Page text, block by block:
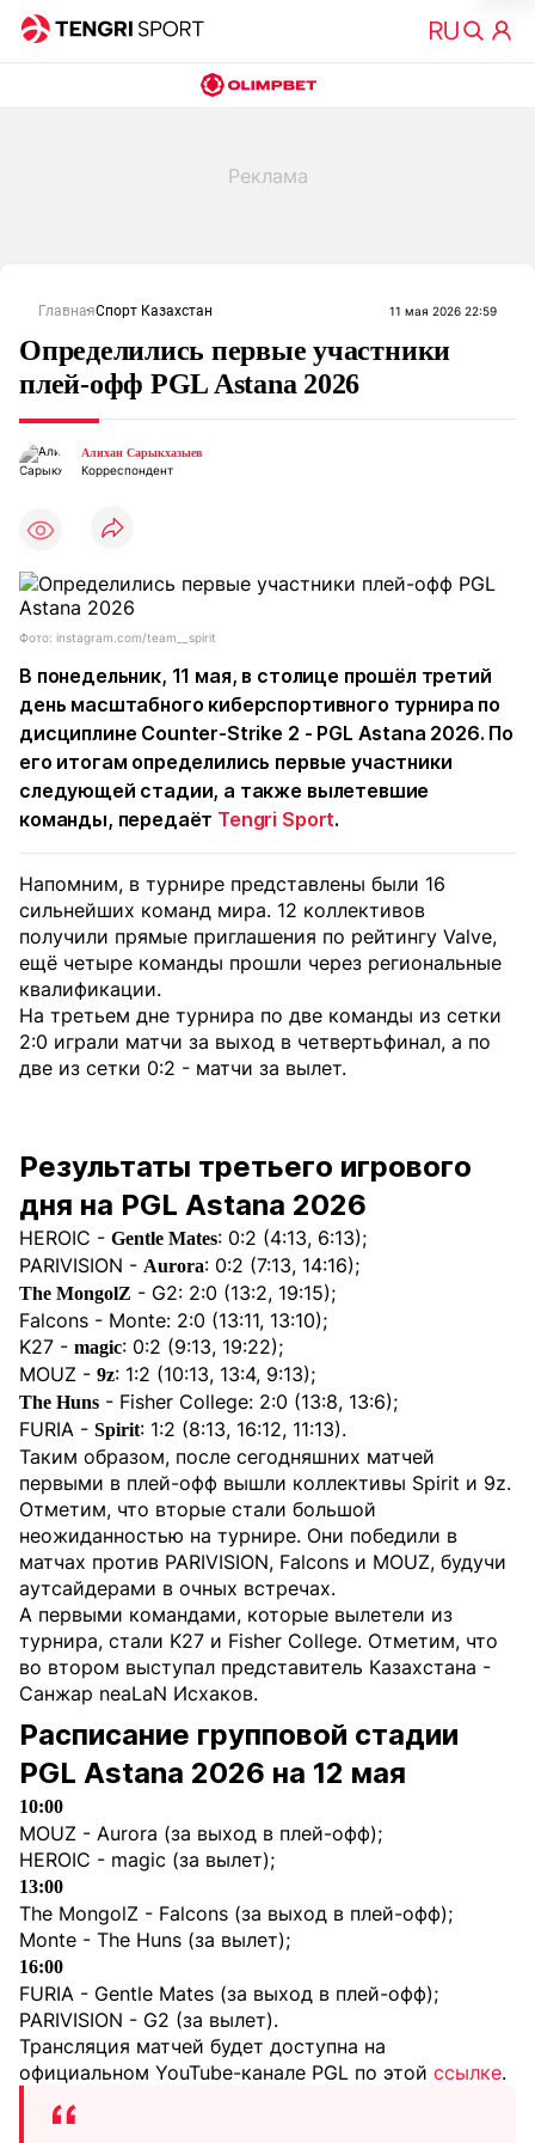
ГлавнаяСпорт Казахстан 11 мая 2026 22:59
Определились первые участники
плей-офф PGL Astana 2026
Алихан Сарыкхазыев
Корреспондент
Фото: instagram.com/team__spirit
В понедельник, 11 мая, в столице прошёл третий
день масштабного киберспортивного турнира по
дисциплине Counter-Strike 2 - PGL Astana 2026. По
его итогам определились первые участники
следующей стадии, а также вылетевшие
команды, передаёт Tengri Sport.
Напомним, в турнире представлены были 16
сильнейших команд мира. 12 коллективов
получили прямые приглашения по рейтингу Valve,
ещё четыре команды прошли через региональные
квалификации.
На третьем дне турнира по две команды из сетки
2:0 играли матчи за выход в четвертьфинал, а по
две из сетки 0:2 - матчи за вылет.
Результаты третьего игрового
дня на PGL Astana 2026
HEROIC - Gentle Mates: 0:2 (4:13, 6:13);
PARIVISION - Aurora: 0:2 (7:13, 14:16);
The MongolZ - G2: 2:0 (13:2, 19:15);
Falcons - Monte: 2:0 (13:11, 13:10);
K27 - magic: 0:2 (9:13, 19:22);
MOUZ - 9z: 1:2 (10:13, 13:4, 9:13);
The Huns - Fisher College: 2:0 (13:8, 13:6);
FURIA - Spirit: 1:2 (8:13, 16:12, 11:13).
Таким образом, после сегодняшних матчей
первыми в плей-офф вышли коллективы Spirit и 9z.
Отметим, что вторые стали большой
неожиданностью на турнире. Они победили в
матчах против PARIVISION, Falcons и MOUZ, будучи
аутсайдерами в очных встречах.
А первыми командами, которые вылетели из
турнира, стали K27 и Fisher College. Отметим, что
во втором выступал представитель Казахстана -
Санжар neaLaN Исхаков.
Расписание групповой стадии
PGL Astana 2026 на 12 мая
10:00
MOUZ - Aurora (за выход в плей-офф);
HEROIC - magic (за вылет);
13:00
The MongolZ - Falcons (за выход в плей-офф);
Monte - The Huns (за вылет);
16:00
FURIA - Gentle Mates (за выход в плей-офф);
PARIVISION - G2 (за вылет).
Трансляция матчей будет доступна на
официальном YouTube-канале PGL по этой ссылке.